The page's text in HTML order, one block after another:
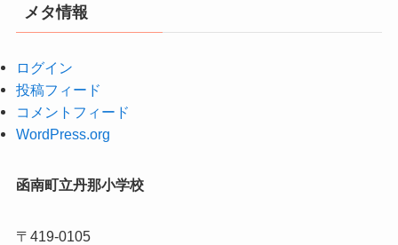
メタ情報
ログイン
投稿フィード
コメントフィード
WordPress.org
函南町立丹那小学校
〒419-0105